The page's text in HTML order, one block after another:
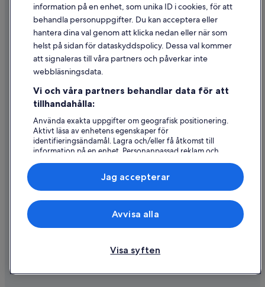
Juridisk information/Kontakta oss
Riktlinjer för innehåll och anmäla innehåll
Hjälp
Kontakta oss
Avboka eller ändra din bokning
Återbetalningsprocess och tidslinjer
Boka ett flyg med flygbolagskredit
Internationella resedokument
© 2026 Expedia, Inc., ett företag i Expedia Group. Med ensamrätt.
Expedia och Expedias logotyp är varumärken eller registrerade
information på en enhet, som unika ID i cookies, för att
behandla personuppgifter. Du kan acceptera eller
hantera dina val genom att klicka nedan eller när som
helst på sidan för dataskyddspolicy. Dessa val kommer
att signaleras till våra partners och påverkar inte
webbläsningsdata.
Vi och våra partners behandlar data för att
tillhandahålla:
Använda exakta uppgifter om geografisk positionering.
Aktivt läsa av enhetens egenskaper för
identifieringsändamål. Lagra och/eller få åtkomst till
information på en enhet. Personanpassad reklam och
innehåll, reklam- och innehållsmätning, forskning
Lista över partner (leverantörer)
Visa syften
Avvisa alla
Jag accepterar